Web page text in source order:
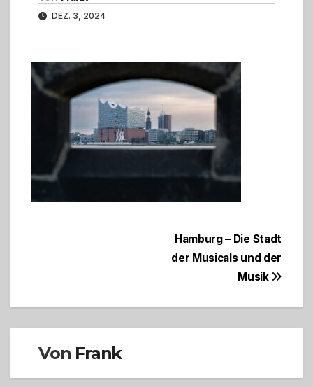
DEZ. 3, 2024
BeitragsnavigationHamburg – Die Stadt
der Musicals und der
Musik
Von Frank